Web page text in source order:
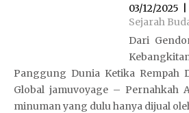
03/12/2025
Sejarah
Dari
Panggung Dunia Ketika Rempah
Global jamuvoyage – Pernahkah
minuman yang dulu hanya dijual